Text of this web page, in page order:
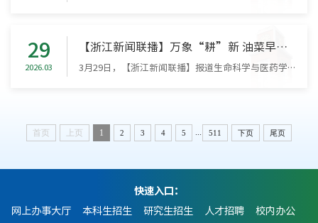
29
2026.03
【浙江新闻联播】万象“耕”新 油菜早熟快跑 早稻从容赶趟
3月29日，【浙江新闻联播】报道生命科学与医药学院许玲教授领衔培育的油菜新品种。原文如下：万象“耕”新 油菜早熟快跑 早稻从容赶趟近日，由生命科学与医药学院许玲教授领衔的油菜育种团队培育出的油菜新品种“钱江661”，因其优秀的“早熟”特性，在春耕备耕时节脱颖而出，获得浙江新闻联播报道。该报道聚焦“钱江661”在农业生产中的实际应用价值，展现了学院科研成果精准服务地方农业发展的显著成效。田野中，采用“钱江66...
首页 上页 1 2 3 4 5 ... 511 下页 尾页
快速入口：
网上办事大厅
本科生招生 研究生招生 人才招聘 校内办公